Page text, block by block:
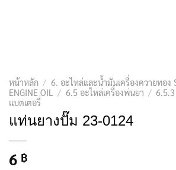
หน้าหลัก / 6. อะไหล่และน้ำมันเครื่องควายทอง
ENGINE OIL
/ 6.5 อะไหล่เครื่องพ่นยา /
แบตเตอรี่
แท่นยางปั๊ม 23-0124
6 ฿